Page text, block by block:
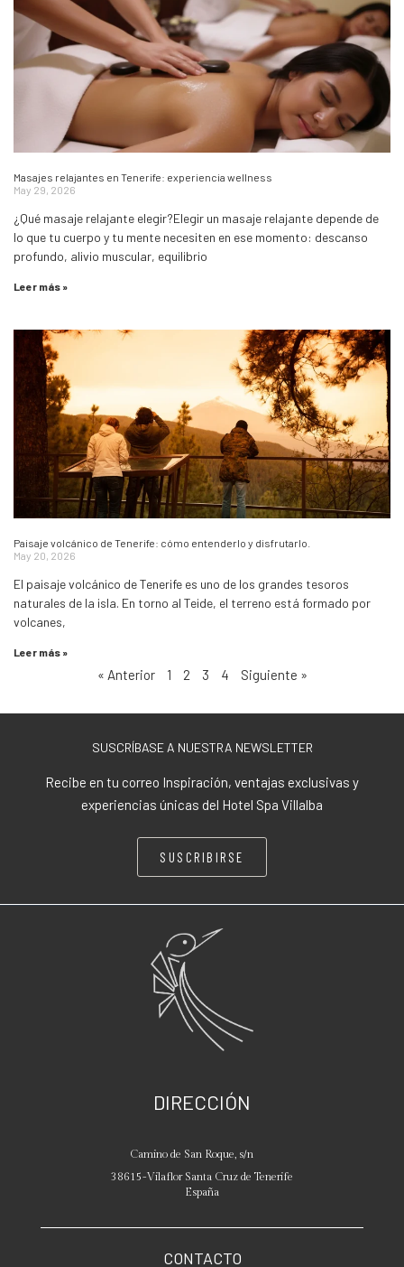
Masajes relajantes en Tenerife: experiencia wellness
May 29, 2026
¿Qué masaje relajante elegir?Elegir un masaje relajante depende de
lo que tu cuerpo y tu mente necesiten en ese momento: descanso
profundo, alivio muscular, equilibrio
Leer más »
Paisaje volcánico de Tenerife: cómo entenderlo y disfrutarlo.
May 20, 2026
El paisaje volcánico de Tenerife es uno de los grandes tesoros
naturales de la isla. En torno al Teide, el terreno está formado por
volcanes,
Leer más »
« Anterior 1 2 3 4 Siguiente »
SUSCRÍBASE A NUESTRA NEWSLETTER
Recibe en tu correo Inspiración, ventajas exclusivas y
experiencias únicas del Hotel Spa Villalba
SUSCRIBIRSE
DIRECCIÓN
Camino de San Roque, s/n
38615-Vilaflor Santa Cruz de Tenerife
España
CONTACTO